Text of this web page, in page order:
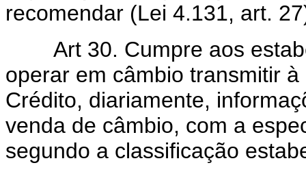
recomendar (Lei 4.131, art.
Art 30. Cumpre aos
operar em câmbio transmitir
Crédito, diariamente,
venda de câmbio, com a
segundo a classificação